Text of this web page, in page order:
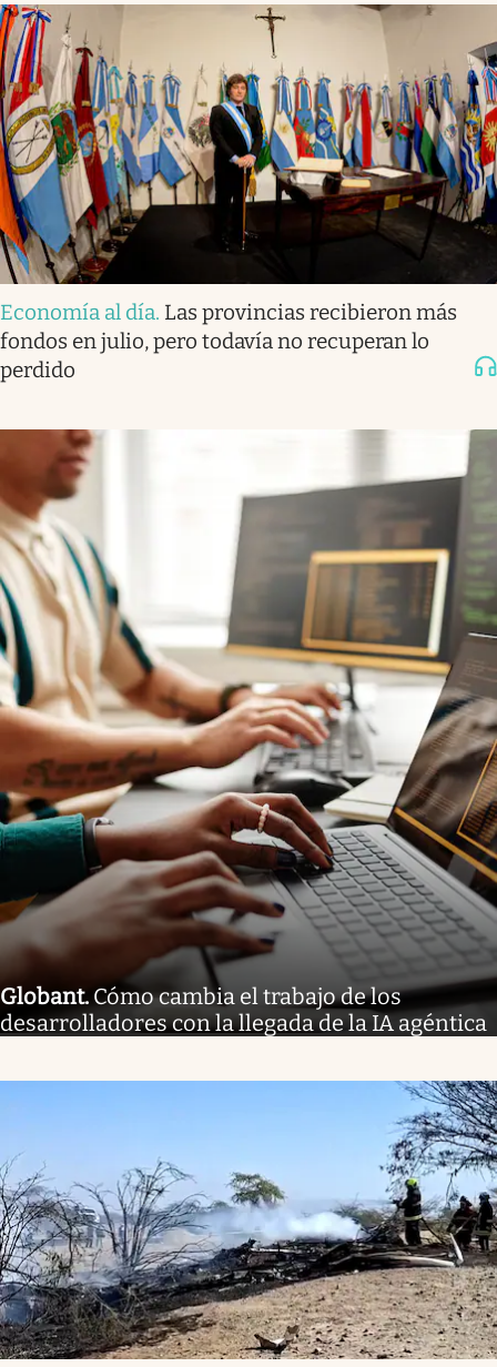
Economía al día. Las provincias recibieron más
fondos en julio, pero todavía no recuperan lo
perdido
Globant. Cómo cambia el trabajo de los
desarrolladores con la llegada de la IA agéntica